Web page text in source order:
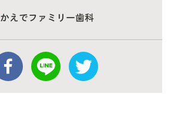
かえでファミリー歯科